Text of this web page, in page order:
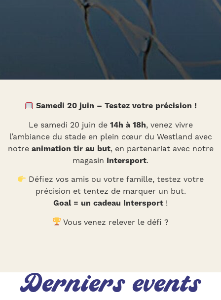
Samedi 20 juin – Testez votre précision !
Le samedi 20 juin de14h à 18h, venez vivre
l’ambiance du stade en plein cœur du Westland avec
notre animation tir au but, en partenariat avec notre
magasin Intersport.
Défiez vos amis ou votre famille, testez votre
précision et tentez de marquer un but.
Goal = un cadeau Intersport !
Vous venez relever le défi ?
Derniers events